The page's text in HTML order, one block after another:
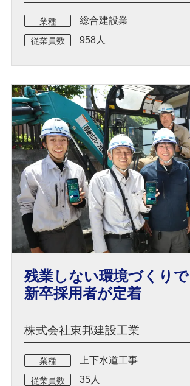
業種 総合建設業
従業員数 958人
残業しない環境づくりで
新卒採用者が定着
株式会社東邦建設工業
業種 上下水道工事
従業員数 35人